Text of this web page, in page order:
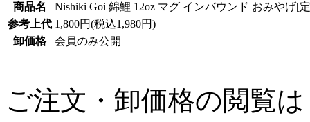
商品名
Nishiki Goi 錦鯉 12oz マグ インバウンド おみやげ[
参考上代 1,800円(税込1,980円)
卸価格
会員のみ公開
ご注文・卸価格の閲覧は